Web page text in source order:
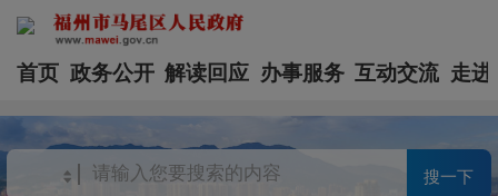
首页 政务公开 解读回应 办事服务 互动交流 走进
搜一下